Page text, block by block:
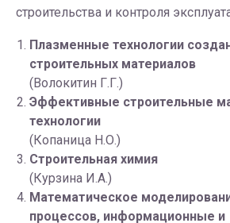
строительства и контроля
Плазменные технологии
строительных материалов
(Волокитин Г.Г.)
Эффективные строительные
технологии
(Копаница Н.О.)
Строительная химия
(Курзина И.А.)
Математическое
процессов, информационные и